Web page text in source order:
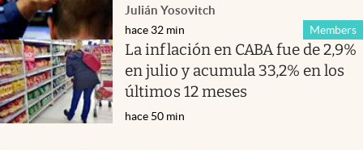
Julián Yosovitch
Members
hace 32 min
La inflación en CABA fue de 2,9%
en julio y acumula 33,2% en los
últimos 12 meses
hace 50 min